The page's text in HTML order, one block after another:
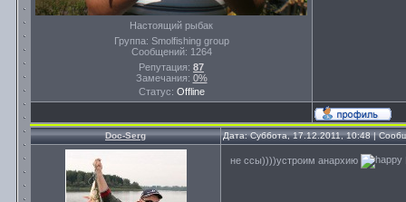
Настоящий рыбак
Группа: Smolfishing group
Сообщений: 1264
Репутация: 87
Замечания: 0%
Статус: Offline
Doc-Serg Дата: Суббота, 17.12.2011, 10:48 |
не ссы))))устроим анархию